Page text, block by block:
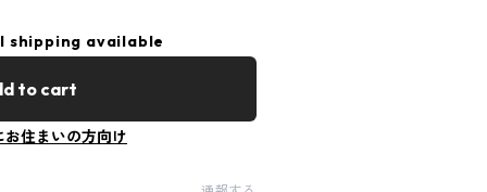
shipping available
to cart
お住まいの方向け